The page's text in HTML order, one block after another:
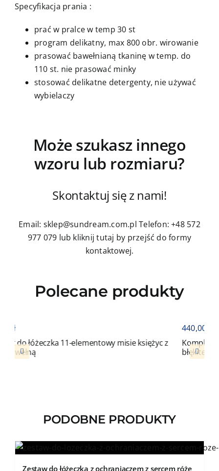
Specyfikacja prania :
prać w pralce w temp 30 st
program delikatny, max 800 obr. wirowanie
prasować bawełnianą tkaninę w temp. do
110 st. nie prasować minky
stosować delikatne detergenty, nie używać
wybielaczy
Może szukasz innego
wzoru lub rozmiaru?
Skontaktuj się z nami!
Email: sklep@sundream.com.pl Telefon: +48 572
977 079 lub kliknij tutaj by przejść do formy
kontaktowej.
Polecane produkty
11-elementowy misie księżyc z
Komplet do łóżeczka 11-
błękitem ochraniaczem z
PODOBNE PRODUKTY
Zestaw do łóżeczka z ochraniaczem z sercem róże